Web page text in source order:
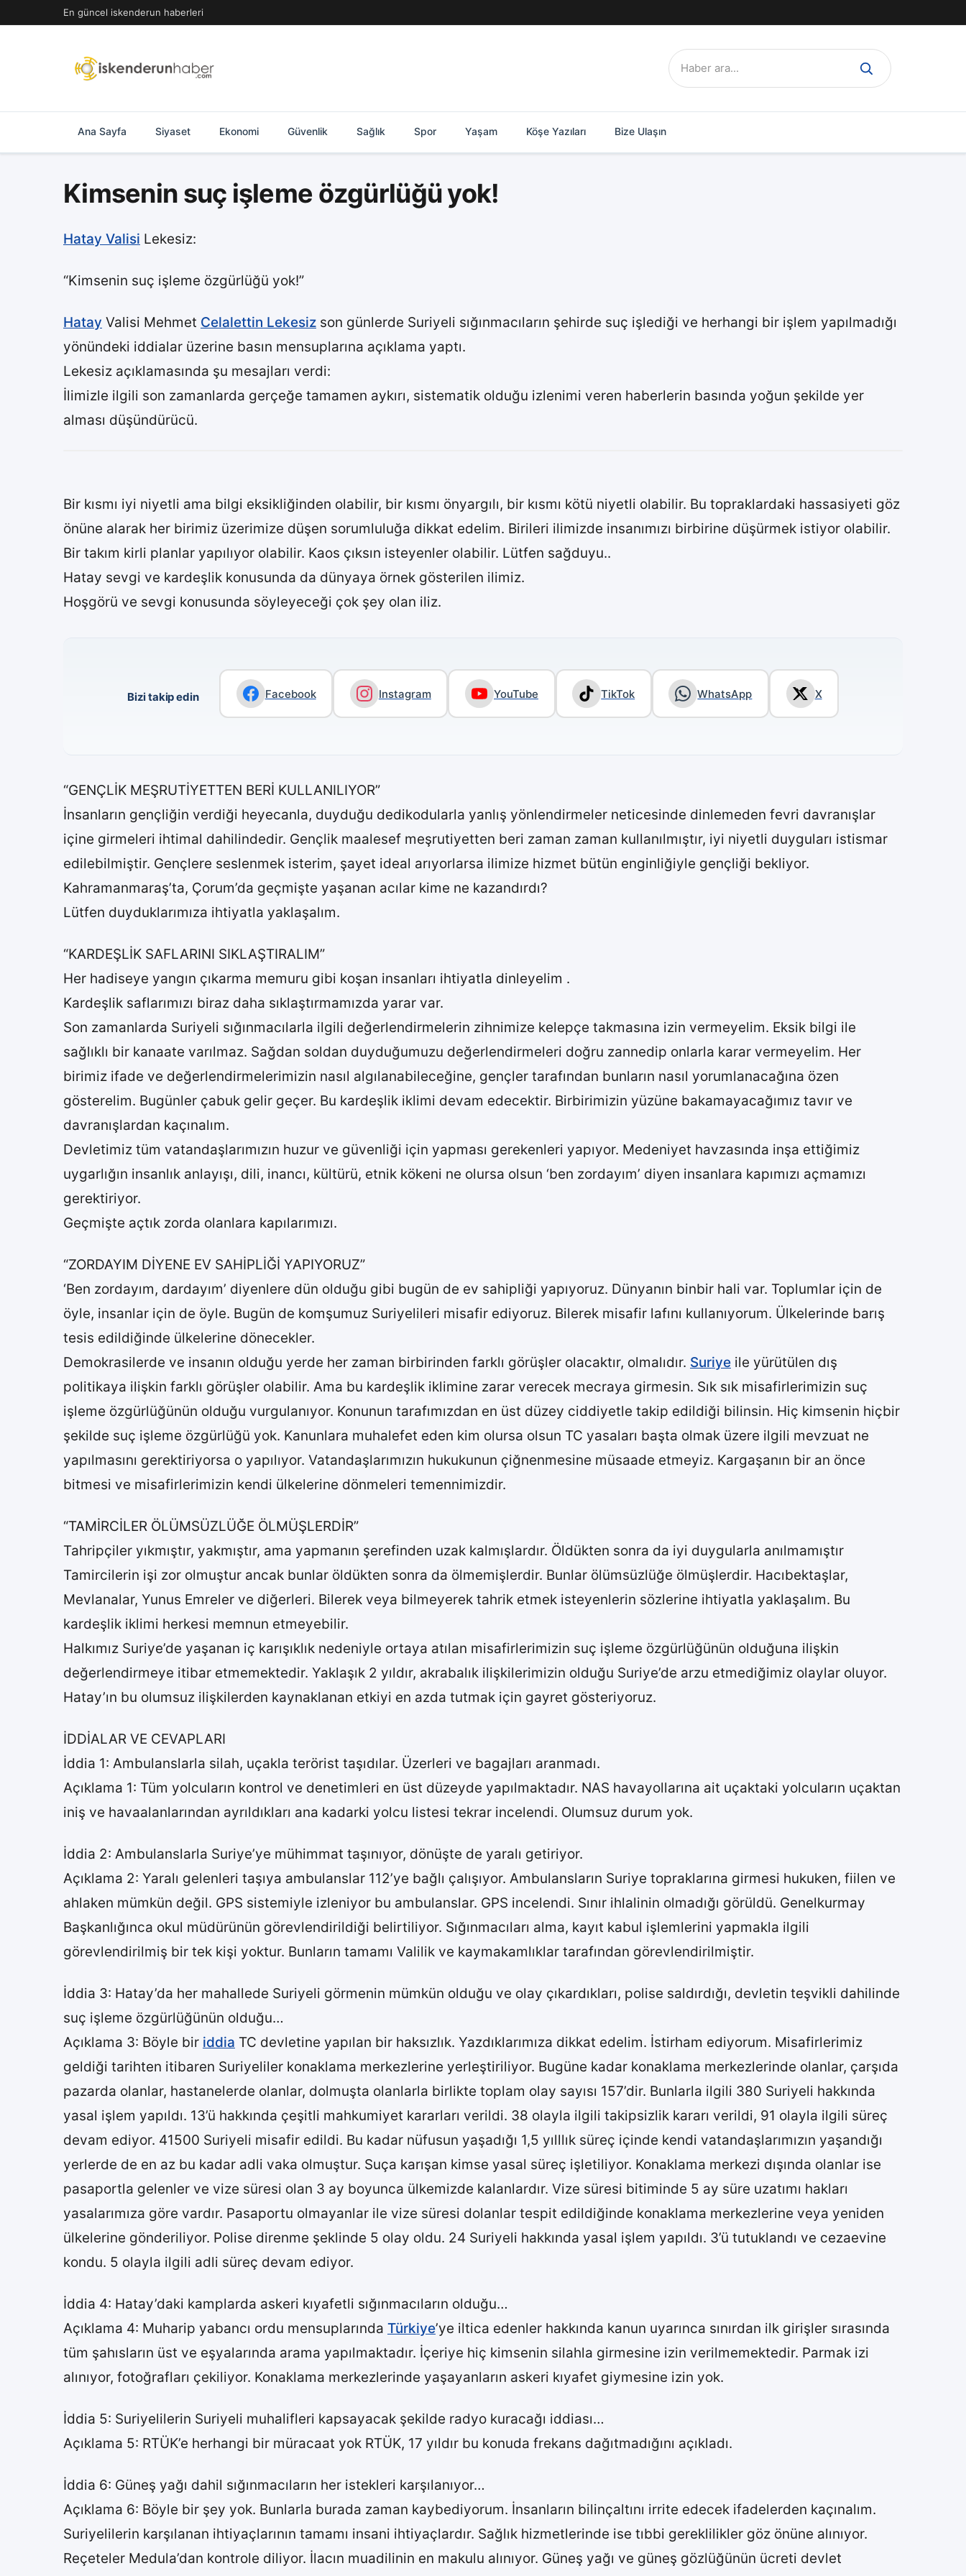
geç
En güncel iskenderun haberleri
Ara:
Ana Sayfa Siyaset Ekonomi Güvenlik Sağlık Spor Yaşam Köşe Yazıları Bize Ulaşın
Kimsenin suç işleme özgürlüğü yok!
Hatay Valisi Lekesiz:
“Kimsenin suç işleme özgürlüğü yok!”
Hatay Valisi Mehmet Celalettin Lekesiz son günlerde Suriyeli sığınmacıların şehirde suç işlediği ve herhangi bir işlem yapılmadığı
yönündeki iddialar üzerine basın mensuplarına açıklama yaptı.
Lekesiz açıklamasında şu mesajları verdi:
İlimizle ilgili son zamanlarda gerçeğe tamamen aykırı, sistematik olduğu izlenimi veren haberlerin basında yoğun şekilde yer
alması düşündürücü.
Bir kısmı iyi niyetli ama bilgi eksikliğinden olabilir, bir kısmı önyargılı, bir kısmı kötü niyetli olabilir. Bu topraklardaki hassasiyeti göz
önüne alarak her birimiz üzerimize düşen sorumluluğa dikkat edelim. Birileri ilimizde insanımızı birbirine düşürmek istiyor olabilir.
Bir takım kirli planlar yapılıyor olabilir. Kaos çıksın isteyenler olabilir. Lütfen sağduyu..
Hatay sevgi ve kardeşlik konusunda da dünyaya örnek gösterilen ilimiz.
Hoşgörü ve sevgi konusunda söyleyeceği çok şey olan iliz.
Bizi takip edin Facebook Instagram YouTube TikTok WhatsApp X
“GENÇLİK MEŞRUTİYETTEN BERİ KULLANILIYOR”
İnsanların gençliğin verdiği heyecanla, duyduğu dedikodularla yanlış yönlendirmeler neticesinde dinlemeden fevri davranışlar
içine girmeleri ihtimal dahilindedir. Gençlik maalesef meşrutiyetten beri zaman zaman kullanılmıştır, iyi niyetli duyguları istismar
edilebilmiştir. Gençlere seslenmek isterim, şayet ideal arıyorlarsa ilimize hizmet bütün enginliğiyle gençliği bekliyor.
Kahramanmaraş’ta, Çorum’da geçmişte yaşanan acılar kime ne kazandırdı?
Lütfen duyduklarımıza ihtiyatla yaklaşalım.
“KARDEŞLİK SAFLARINI SIKLAŞTIRALIM”
Her hadiseye yangın çıkarma memuru gibi koşan insanları ihtiyatla dinleyelim .
Kardeşlik saflarımızı biraz daha sıklaştırmamızda yarar var.
Son zamanlarda Suriyeli sığınmacılarla ilgili değerlendirmelerin zihnimize kelepçe takmasına izin vermeyelim. Eksik bilgi ile
sağlıklı bir kanaate varılmaz. Sağdan soldan duyduğumuzu değerlendirmeleri doğru zannedip onlarla karar vermeyelim. Her
birimiz ifade ve değerlendirmelerimizin nasıl algılanabileceğine, gençler tarafından bunların nasıl yorumlanacağına özen
gösterelim. Bugünler çabuk gelir geçer. Bu kardeşlik iklimi devam edecektir. Birbirimizin yüzüne bakamayacağımız tavır ve
davranışlardan kaçınalım.
Devletimiz tüm vatandaşlarımızın huzur ve güvenliği için yapması gerekenleri yapıyor. Medeniyet havzasında inşa ettiğimiz
uygarlığın insanlık anlayışı, dili, inancı, kültürü, etnik kökeni ne olursa olsun ‘ben zordayım’ diyen insanlara kapımızı açmamızı
gerektiriyor.
Geçmişte açtık zorda olanlara kapılarımızı.
“ZORDAYIM DİYENE EV SAHİPLİĞİ YAPIYORUZ”
‘Ben zordayım, dardayım’ diyenlere dün olduğu gibi bugün de ev sahipliği yapıyoruz. Dünyanın binbir hali var. Toplumlar için de
öyle, insanlar için de öyle. Bugün de komşumuz Suriyelileri misafir ediyoruz. Bilerek misafir lafını kullanıyorum. Ülkelerinde barış
tesis edildiğinde ülkelerine dönecekler.
Demokrasilerde ve insanın olduğu yerde her zaman birbirinden farklı görüşler olacaktır, olmalıdır. Suriye ile yürütülen dış
politikaya ilişkin farklı görüşler olabilir. Ama bu kardeşlik iklimine zarar verecek mecraya girmesin. Sık sık misafirlerimizin suç
işleme özgürlüğünün olduğu vurgulanıyor. Konunun tarafımızdan en üst düzey ciddiyetle takip edildiği bilinsin. Hiç kimsenin hiçbir
şekilde suç işleme özgürlüğü yok. Kanunlara muhalefet eden kim olursa olsun TC yasaları başta olmak üzere ilgili mevzuat ne
yapılmasını gerektiriyorsa o yapılıyor. Vatandaşlarımızın hukukunun çiğnenmesine müsaade etmeyiz. Kargaşanın bir an önce
bitmesi ve misafirlerimizin kendi ülkelerine dönmeleri temennimizdir.
“TAMİRCİLER ÖLÜMSÜZLÜĞE ÖLMÜŞLERDİR”
Tahripçiler yıkmıştır, yakmıştır, ama yapmanın şerefinden uzak kalmışlardır. Öldükten sonra da iyi duygularla anılmamıştır
Tamircilerin işi zor olmuştur ancak bunlar öldükten sonra da ölmemişlerdir. Bunlar ölümsüzlüğe ölmüşlerdir. Hacıbektaşlar,
Mevlanalar, Yunus Emreler ve diğerleri. Bilerek veya bilmeyerek tahrik etmek isteyenlerin sözlerine ihtiyatla yaklaşalım. Bu
kardeşlik iklimi herkesi memnun etmeyebilir.
Halkımız Suriye’de yaşanan iç karışıklık nedeniyle ortaya atılan misafirlerimizin suç işleme özgürlüğünün olduğuna ilişkin
değerlendirmeye itibar etmemektedir. Yaklaşık 2 yıldır, akrabalık ilişkilerimizin olduğu Suriye’de arzu etmediğimiz olaylar oluyor.
Hatay’ın bu olumsuz ilişkilerden kaynaklanan etkiyi en azda tutmak için gayret gösteriyoruz.
İDDİALAR VE CEVAPLARI
İddia 1: Ambulanslarla silah, uçakla terörist taşıdılar. Üzerleri ve bagajları aranmadı.
Açıklama 1: Tüm yolcuların kontrol ve denetimleri en üst düzeyde yapılmaktadır. NAS havayollarına ait uçaktaki yolcuların uçaktan
iniş ve havaalanlarından ayrıldıkları ana kadarki yolcu listesi tekrar incelendi. Olumsuz durum yok.
İddia 2: Ambulanslarla Suriye’ye mühimmat taşınıyor, dönüşte de yaralı getiriyor.
Açıklama 2: Yaralı gelenleri taşıya ambulanslar 112’ye bağlı çalışıyor. Ambulansların Suriye topraklarına girmesi hukuken, fiilen ve
ahlaken mümkün değil. GPS sistemiyle izleniyor bu ambulanslar. GPS incelendi. Sınır ihlalinin olmadığı görüldü. Genelkurmay
Başkanlığınca okul müdürünün görevlendirildiği belirtiliyor. Sığınmacıları alma, kayıt kabul işlemlerini yapmakla ilgili
görevlendirilmiş bir tek kişi yoktur. Bunların tamamı Valilik ve kaymakamlıklar tarafından görevlendirilmiştir.
İddia 3: Hatay’da her mahallede Suriyeli görmenin mümkün olduğu ve olay çıkardıkları, polise saldırdığı, devletin teşvikli dahilinde
suç işleme özgürlüğünün olduğu…
Açıklama 3: Böyle bir iddia TC devletine yapılan bir haksızlık. Yazdıklarımıza dikkat edelim. İstirham ediyorum. Misafirlerimiz
geldiği tarihten itibaren Suriyeliler konaklama merkezlerine yerleştiriliyor. Bugüne kadar konaklama merkezlerinde olanlar, çarşıda
pazarda olanlar, hastanelerde olanlar, dolmuşta olanlarla birlikte toplam olay sayısı 157’dir. Bunlarla ilgili 380 Suriyeli hakkında
yasal işlem yapıldı. 13’ü hakkında çeşitli mahkumiyet kararları verildi. 38 olayla ilgili takipsizlik kararı verildi, 91 olayla ilgili süreç
devam ediyor. 41500 Suriyeli misafir edildi. Bu kadar nüfusun yaşadığı 1,5 yılllık süreç içinde kendi vatandaşlarımızın yaşandığı
yerlerde de en az bu kadar adli vaka olmuştur. Suça karışan kimse yasal süreç işletiliyor. Konaklama merkezi dışında olanlar ise
pasaportla gelenler ve vize süresi olan 3 ay boyunca ülkemizde kalanlardır. Vize süresi bitiminde 5 ay süre uzatımı hakları
yasalarımıza göre vardır. Pasaportu olmayanlar ile vize süresi dolanlar tespit edildiğinde konaklama merkezlerine veya yeniden
ülkelerine gönderiliyor. Polise direnme şeklinde 5 olay oldu. 24 Suriyeli hakkında yasal işlem yapıldı. 3’ü tutuklandı ve cezaevine
kondu. 5 olayla ilgili adli süreç devam ediyor.
İddia 4: Hatay’daki kamplarda askeri kıyafetli sığınmacıların olduğu…
Açıklama 4: Muharip yabancı ordu mensuplarında Türkiye’ye iltica edenler hakkında kanun uyarınca sınırdan ilk girişler sırasında
tüm şahısların üst ve eşyalarında arama yapılmaktadır. İçeriye hiç kimsenin silahla girmesine izin verilmemektedir. Parmak izi
alınıyor, fotoğrafları çekiliyor. Konaklama merkezlerinde yaşayanların askeri kıyafet giymesine izin yok.
İddia 5: Suriyelilerin Suriyeli muhalifleri kapsayacak şekilde radyo kuracağı iddiası…
Açıklama 5: RTÜK’e herhangi bir müracaat yok RTÜK, 17 yıldır bu konuda frekans dağıtmadığını açıkladı.
İddia 6: Güneş yağı dahil sığınmacıların her istekleri karşılanıyor…
Açıklama 6: Böyle bir şey yok. Bunlarla burada zaman kaybediyorum. İnsanların bilinçaltını irrite edecek ifadelerden kaçınalım.
Suriyelilerin karşılanan ihtiyaçlarının tamamı insani ihtiyaçlardır. Sağlık hizmetlerinde ise tıbbi gereklilikler göz önüne alınıyor.
Reçeteler Medula’dan kontrole diliyor. İlacın muadilinin en makulu alınıyor. Güneş yağı ve güneş gözlüğünün ücreti devlet